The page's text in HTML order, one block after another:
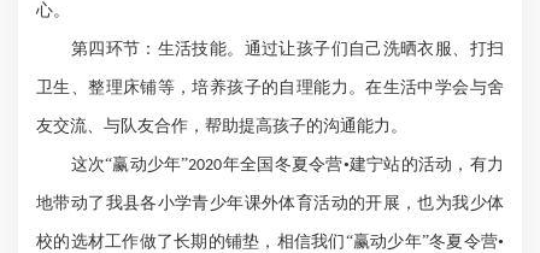
心。
第四环节：生活技能。通过让孩子们自己洗晒衣服、打扫
卫生、整理床铺等，培养孩子的自理能力。在生活中学会与舍
友交流、与队友合作，帮助提高孩子的沟通能力。
这次“赢动少年”2020年全国冬夏令营•建宁站的活动，有力
地带动了我县各小学青少年课外体育活动的开展，也为我少体
校的选材工作做了长期的铺垫，相信我们“赢动少年”冬夏令营•